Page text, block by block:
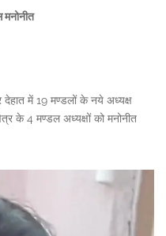
मनोनीत
में 19 मण्डलों के नये अध्यक्ष
के 4 मण्डल अध्यक्षों को मनोनीत